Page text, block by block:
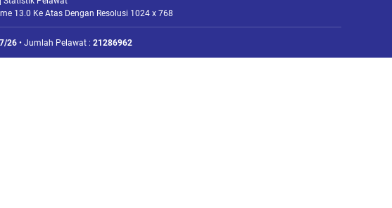
13.0 Ke Atas Dengan Resolusi 1024 x 768
26• Jumlah Pelawat : 21286962